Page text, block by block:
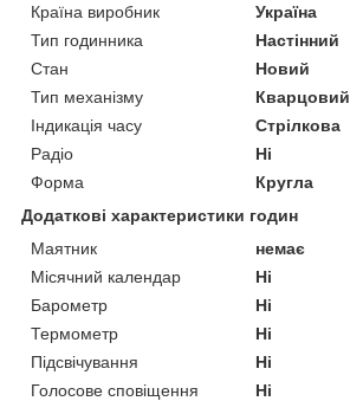
Країна виробник
Україна
Тип годинника
Настінний
Стан
Новий
Тип механізму
Кварцовий
Індикація часу
Стрілкова
Радіо
Ні
Форма
Кругла
Додаткові характеристики годин
Маятник
немає
Місячний календар
Ні
Барометр
Ні
Термометр
Ні
Підсвічування
Ні
Голосове сповіщення
Ні